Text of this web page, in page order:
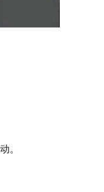
。